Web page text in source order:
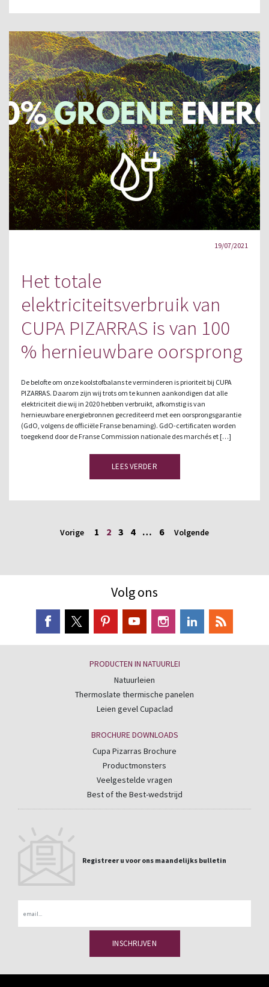
19/07/2021
Het totale
elektriciteitsverbruik van
CUPA PIZARRAS is van 100
% hernieuwbare oorsprong
De belofte om onze koolstofbalans te verminderen is prioriteit bij CUPA
PIZARRAS. Daarom zijn wij trots om te kunnen aankondigen dat alle
elektriciteit die wij in 2020 hebben verbruikt, afkomstig is van
hernieuwbare energiebronnen gecrediteerd met een oorsprongsgarantie
(GdO, volgens de officiële Franse benaming). GdO-certificaten worden
toegekend door de Franse Commission nationale des marchés et […]
LEES VERDER
Vorige 1 2 3 4 … 6 Volgende
Volg ons
PRODUCTEN IN NATUURLEI
Natuurleien
Thermoslate thermische panelen
Leien gevel Cupaclad
BROCHURE DOWNLOADS
Cupa Pizarras Brochure
Productmonsters
Veelgestelde vragen
Best of the Best-wedstrijd
Registreer u voor ons maandelijks bulletin